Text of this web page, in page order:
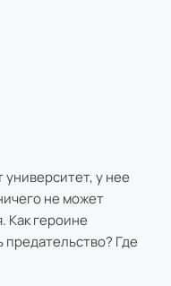
у нее
не может
Как героине
Где